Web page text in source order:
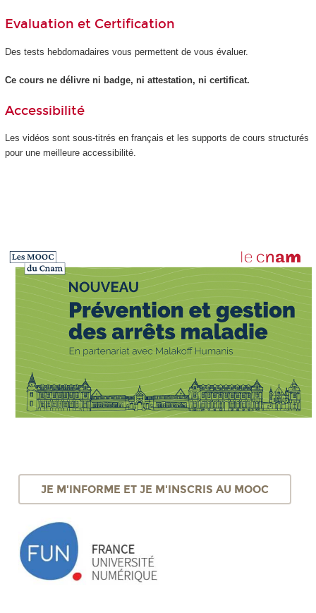
Evaluation et Certification
Des tests hebdomadaires vous permettent de vous évaluer.
Ce cours ne délivre ni badge, ni attestation, ni certificat.
Accessibilité
Les vidéos sont sous-titrés en français et les supports de cours structurés
pour une meilleure accessibilité.
JE M'INFORME ET JE M'INSCRIS AU MOOC